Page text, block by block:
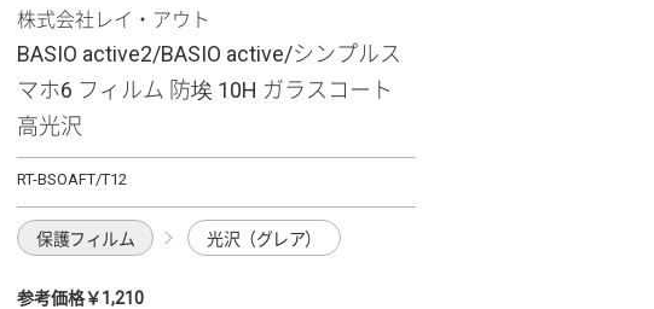
株式会社レイ・アウト
BASIO active2/BASIO active/シンプルス
マホ6 フィルム 防埃 10H ガラスコート
高光沢
RT-BSOAFT/T12
保護フィルム 光沢（グレア）
参考価格￥1,210